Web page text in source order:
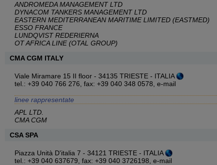
ANDROMEDA MANAGEMENT LTD
DYNACOM TANKERS MANAGEMENT LTD
EASTERN MEDITERRANEAN MARITIME LIMITED (EASTMED)
ESSO FRANCE
LUNDQVIST REDERIERNA
OT AFRICA LINE (OTAL GROUP)
CMA CGM ITALY
Viale Miramare 15 II floor - 34135 TRIESTE - ITALIA
tel.: +39 040 766 276, fax: +39 040 348 0578, e-mail
linee rappresentate
APL LTD.
CMA CGM
CSA SPA
Piazza Unità D'italia 7 - 34121 TRIESTE - ITALIA
tel.: +39 040 637679, fax: +39 040 3726198, e-mail